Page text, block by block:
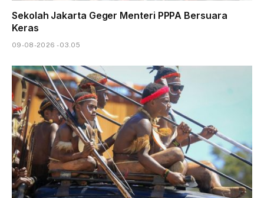
Sekolah Jakarta Geger Menteri PPPA Bersuara
Keras
09-08-2026 - 03.05